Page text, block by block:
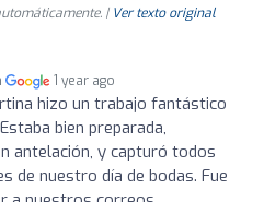
| Ver texto original
1 year ago
hizo un trabajo fantástico
bien preparada,
antelación, y capturó todos
de nuestro día de bodas. Fue